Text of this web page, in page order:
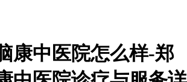
康中医院怎么样-郑